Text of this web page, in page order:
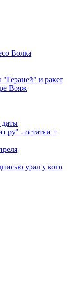
Волка
и ракет
Вояж
даты
- остатки +
урал у кого